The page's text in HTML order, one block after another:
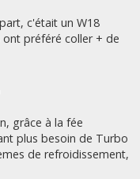
c'était un W18
préféré coller + de
grâce à la fée
plus besoin de Turbo
de refroidissement,